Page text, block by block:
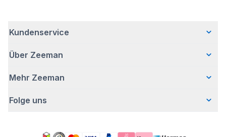
Kundenservice
Häufig gestellte Fragen
Lieferung
Retouren
Über Zeeman
Wer wir sind
Verantwortungsvoll Geschäfte machen
Mehr Zeeman
Presse
Folge uns